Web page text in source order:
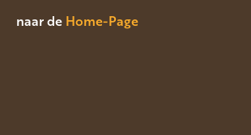
naar de Home-Page